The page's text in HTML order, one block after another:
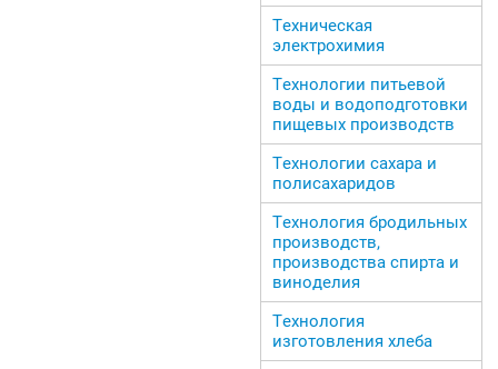
Техническая
электрохимия
Технологии питьевой
воды и водоподготовки
пищевых производств
Технологии сахара и
полисахаридов
Технология бродильных
производств,
производства спирта и
виноделия
Технология
изготовления хлеба